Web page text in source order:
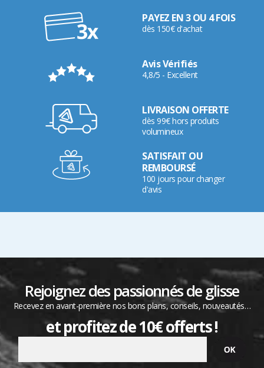
PAYEZ EN 3 OU 4 FOIS
dès 150€ d'achat
Avis Vérifiés
4,8/5 - Excellent
LIVRAISON OFFERTE
dès 99€ hors produits
volumineux
SATISFAIT OU
REMBOURSÉ
100 jours pour changer
d'avis
Rejoignez des passionnés de glisse
Recevez en avant-première nos bons plans, conseils, nouveautés…
et profitez de 10€ offerts !